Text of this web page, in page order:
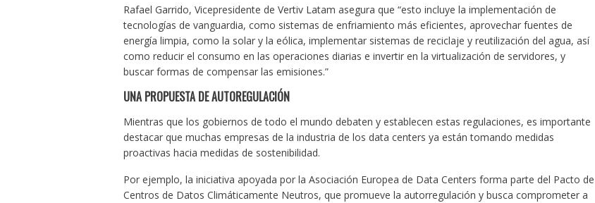
Rafael Garrido, Vicepresidente de Vertiv Latam asegura que “esto incluye la implementación de
tecnologías de vanguardia, como sistemas de enfriamiento más eficientes, aprovechar fuentes de
energía limpia, como la solar y la eólica, implementar sistemas de reciclaje y reutilización del agua, así
como reducir el consumo en las operaciones diarias e invertir en la virtualización de servidores, y
buscar formas de compensar las emisiones.”
UNA PROPUESTA DE AUTOREGULACIÓN
Mientras que los gobiernos de todo el mundo debaten y establecen estas regulaciones, es importante
destacar que muchas empresas de la industria de los data centers ya están tomando medidas
proactivas hacia medidas de sostenibilidad.
Por ejemplo, la iniciativa apoyada por la Asociación Europea de Data Centers forma parte del Pacto de
Centros de Datos Climáticamente Neutros, que promueve la autorregulación y busca comprometer a